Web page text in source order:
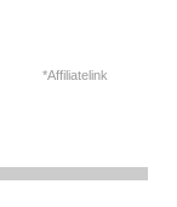
*Affiliatelink